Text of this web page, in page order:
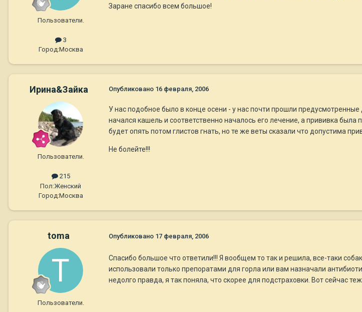
Пользователи.
3
Город:Москва
Заране спасибо всем большое!
Ирина&Зайка
Пользователи.
215
Пол:Женский
Город:Москва
Опубликовано 16 февраля, 2006
У нас подобное было в конце осени - у нас почти прошли
начался кашель и соответственно началось его лечение, а прививка
будет опять потом глистов гнать, но те же веты сказали что допустима
Не болейте!!!
toma
Пользователи.
Опубликовано 17 февраля, 2006
Спасибо большое что ответили!!! Я вообщем то так и решила, все-таки
использовали только препоратами для горла или вам назначали
недолго правда, я так поняла, что скорее для подстраховки. Вот сейчас